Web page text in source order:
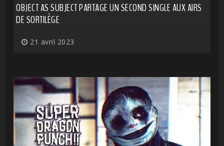
OBJECT AS SUBJECT PARTAGE UN SECOND SINGLE AUX AIRS
DE SORTILÈGE
21 avril 2023